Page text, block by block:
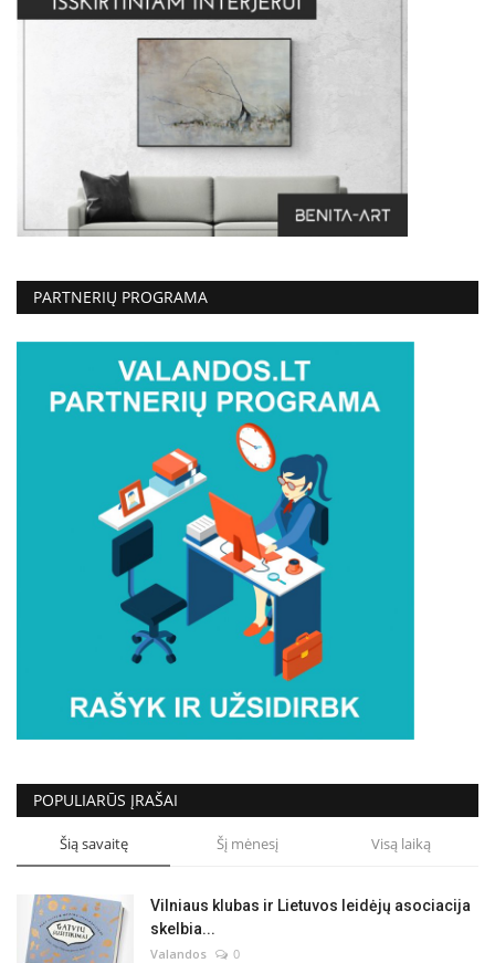
PARTNERIŲ PROGRAMA
POPULIARŪS ĮRAŠAI
Šią savaitę Šį mėnesį Visą laiką
Vilniaus klubas ir Lietuvos leidėjų asociacija
skelbia...
Valandos 0